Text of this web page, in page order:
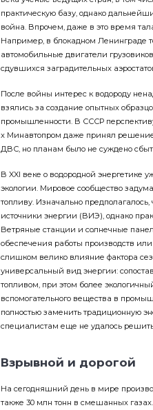
практическую базу, однако
война. Впрочем, даже в это время
Например, в блокадном Ленинграде
автомобильные двигатели
сдувшихся заградительных
После войны интерес к водороду
взялись за создание опытных
промышленности. В СССР
х Минавтопром даже принял решение
ДВС, но планам было не суждено
В XXI веке о водородной энергетике
экологии. Мировое сообщество
топливу. Изначально
источники энергии (ВИЭ), однако
Ветряные станции и солнечные
обеспечения работы производств
слишком велико влияние фактора
универсальный вид энергии:
топливом, при этом более
вспомогательного вещества в
полностью заменить традиционную
специалистам еще не удалось
Взрывной и дорогой
На сегодняшний день в мире
также 30 млн тонн в смешанных